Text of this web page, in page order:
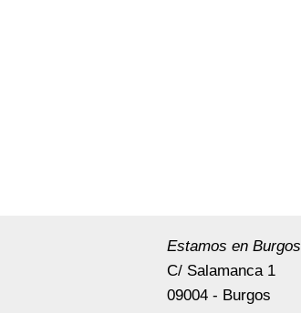
Estamos en Burgos
C/ Salamanca 1
09004 - Burgos